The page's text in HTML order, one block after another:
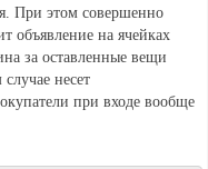
При этом совершенно
объявление на ячейках
за оставленные вещи
несет
при входе вообще